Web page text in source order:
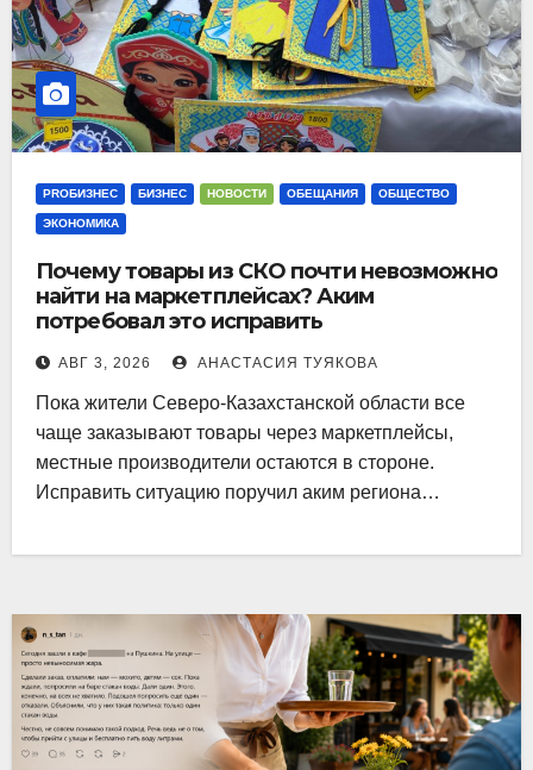
PROБИЗНЕС БИЗНЕС НОВОСТИ ОБЕЩАНИЯ ОБЩЕСТВО
ЭКОНОМИКА
Почему товары из СКО почти невозможно
найти на маркетплейсах? Аким
потребовал это исправить
АВГ 3, 2026 АНАСТАСИЯ ТУЯКОВА
Пока жители Северо-Казахстанской области все
чаще заказывают товары через маркетплейсы,
местные производители остаются в стороне.
Исправить ситуацию поручил аким региона…